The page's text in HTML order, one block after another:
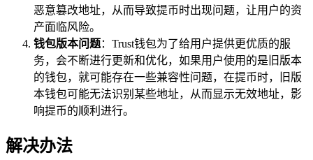
恶意篡改地址，从而导致提币时出现问题，让用户的资
产面临风险。
钱包版本问题：Trust钱包为了给用户提供更优质的服
务，会不断进行更新和优化，如果用户使用的是旧版本
的钱包，就可能存在一些兼容性问题，在提币时，旧版
本钱包可能无法识别某些地址，从而显示无效地址，影
响提币的顺利进行。
解决办法